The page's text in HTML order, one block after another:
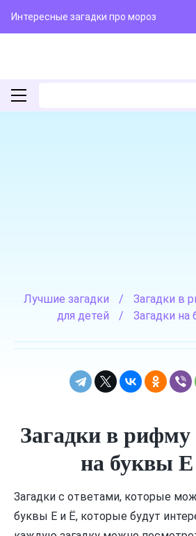
Интересные загадки про мороз
Лучшие загадки / Загадки в
для детей
/ Загадки на
Загадки в рифму
на буквы
Загадки с ответами, которые
буквы Е и Ё, которые будут